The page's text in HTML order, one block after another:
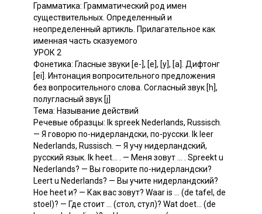
Грамматика: Грамматический род имен
существительных. Определенный и
неопределенный артикль. Прилагательное как
именная часть сказуемого
УРОК 2
Фонетика: Гласные звуки [е-], [е], [у], [а]. Дифтонг
[ei]. Интонация вопросительного предложения
без вопросительного слова. Согласный звук [h],
полугласный звук [j]
Тема: Называние действий
Речевые образцы: Ik spreek Nederlands, Russisch.
— Я говорю по-нидерландски, по-русски. Ik leer
Nederlands, Russisch. — Я учу нидерландский,
русский язык. Ik heet... . — Меня зовут ... . Spreekt u
Nederlands? — Вы говорите по-нидерландски?
Leert u Nederlands? — Вы учите нидерландский?
Ное heet и? — Как вас зовут? Waar is ... (de tafel, de
stoel)? — Где стоит ... (стол, стул)? Wat doet... (de